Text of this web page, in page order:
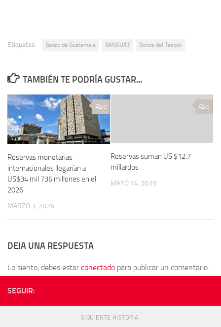
Etiquetas: Banco de Guatemala BANGUAT Bonos del Tesoro
TAMBIÉN TE PODRÍA GUSTAR...
0
Reservas monetarias
internacionales llegarían a
US$34 mil 736 millones en el
2026
MARZO 3, 2026
0
Reservas suman US $12.7
millardos
MAYO 14, 2019
DEJA UNA RESPUESTA
Lo siento, debes estarconectado para publicar un comentario.
SEGUIR:
SIGUIENTE HISTORIA